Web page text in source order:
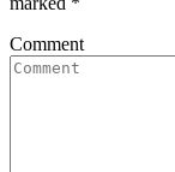
Comment